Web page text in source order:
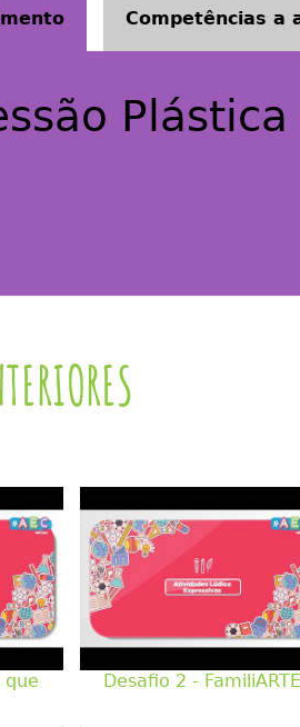
Competências a
Plástica
que
Desafio 2 - FamiliARTE